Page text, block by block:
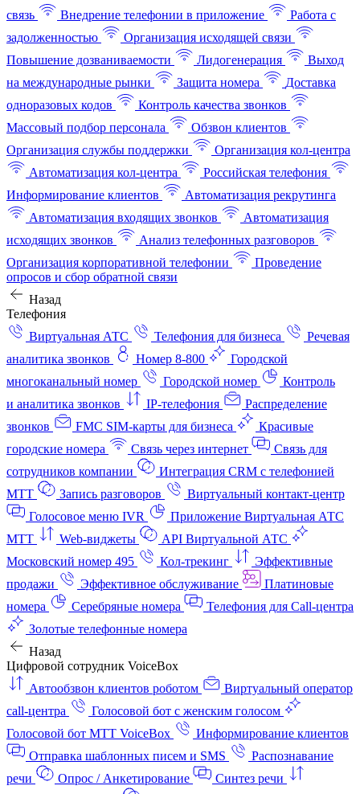
связь
Внедрение телефонии в приложение
Работа с
задолженностью
Организация исходящей связи
Повышение дозваниваемости
Лидогенерация
Выход
на международные рынки
Защита номера
Доставка
одноразовых кодов
Контроль качества звонков
Массовый подбор персонала
Обзвон клиентов
Организация службы поддержки
Организация кол-центра
Автоматизация кол-центра
Российская телефония
Информирование клиентов
Автоматизация рекрутинга
Автоматизация входящих звонков
Автоматизация
исходящих звонков
Анализ телефонных разговоров
Организация корпоративной телефонии
Проведение
опросов и сбор обратной связи
Назад
Телефония
Виртуальная АТС
Телефония для бизнеса
Речевая
аналитика звонков
Номер 8-800
Городской
многоканальный номер
Городской номер
Контроль
и аналитика звонков
IP-телефония
Распределение
звонков
FMC SIM-карты для бизнеса
Красивые
городские номера
Связь через интернет
Связь для
сотрудников компании
Интеграция CRM с телефонией
МТТ
Запись разговоров
Виртуальный контакт‑центр
Голосовое меню IVR
Приложение Виртуальная АТС
МТТ
Web-виджеты
API Виртуальной АТС
Московский номер 495
Кол-трекинг
Эффективные
продажи
Эффективное обслуживание
Платиновые
номера
Серебряные номера
Телефония для Call-центра
Золотые телефонные номера
Назад
Цифровой сотрудник VoiceBox
Автообзвон клиентов роботом
Виртуальный оператор
call-центра
Голосовой бот с женским голосом
Голосовой бот МТТ VoiceBox
Информирование клиентов
Отправка шаблонных писем и SMS
Распознавание
речи
Опрос / Анкетирование
Синтез речи